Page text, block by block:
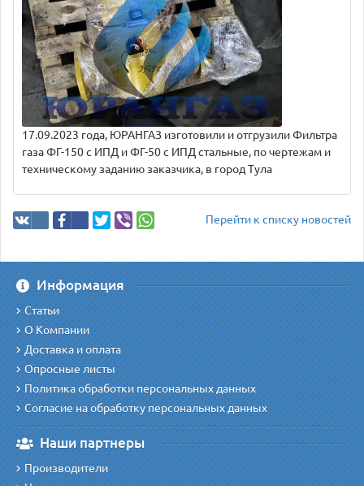
17.09.2023 года, ЮРАНГАЗ изготовили и отгрузили Фильтра
газа ФГ-150 с ИПД и ФГ-50 с ИПД стальные, по чертежам и
техническому заданию заказчика, в город Тула
Перейти к списку новостей
Информация
Статьи
О Компании
Доставка и оплата
Опросные листы
Политика обработки персональных данных
Согласие на обработку персональных данных
Наши партнеры
Производители